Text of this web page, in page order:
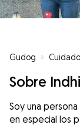
Gudog »
Sobre
Soy una
en especial los